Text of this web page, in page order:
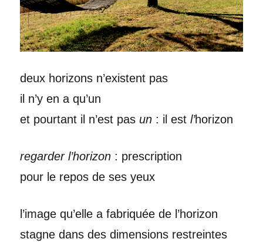
deux horizons n’existent pas
il n’y en a qu’un
et pourtant il n’est pasun : il estl’horizon
regarder l’horizon : prescription
pour le repos de ses yeux
l’image qu’elle a fabriquée de l’horizon
stagne dans des dimensions restreintes